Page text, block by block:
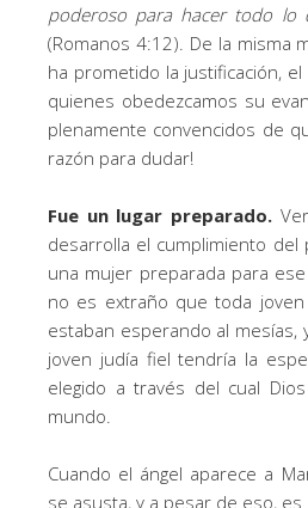
poderoso para hacer todo lo
(Romanos 4:12). De la misma
ha prometido la justificación,
quienes obedezcamos su
plenamente convencidos de
razón para dudar!
Fue un lugar preparado.Ver
desarrolla el cumplimiento del
una mujer preparada para
no es extraño que toda
estaban esperando al mesías,
joven judía fiel tendría la
elegido a través del cual
mundo.
Cuando el ángel aparece a
se asusta, y a pesar de eso,